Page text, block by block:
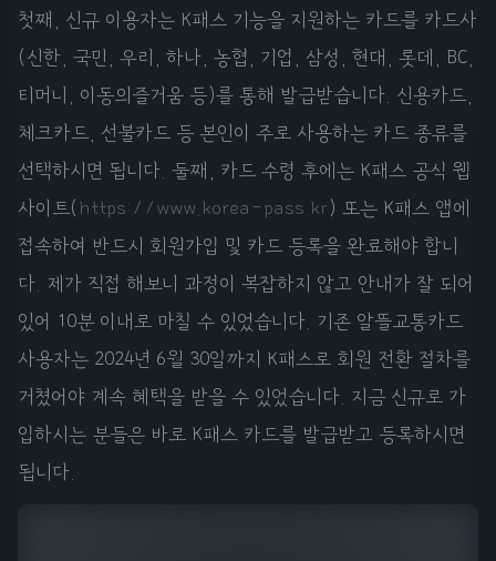
첫째, 신규 이용자는 K패스 기능을 지원하는 카드를 카드사
(신한, 국민, 우리, 하나, 농협, 기업, 삼성, 현대, 롯데, BC,
티머니, 이동의즐거움 등)를 통해 발급받습니다. 신용카드,
체크카드, 선불카드 등 본인이 주로 사용하는 카드 종류를
선택하시면 됩니다. 둘째, 카드 수령 후에는 K패스 공식 웹
사이트( https://www.korea-pass.kr ) 또는 K패스 앱에
접속하여 반드시 회원가입 및 카드 등록을 완료해야 합니
다. 제가 직접 해보니 과정이 복잡하지 않고 안내가 잘 되어
있어 10분 이내로 마칠 수 있었습니다. 기존 알뜰교통카드
사용자는 2024년 6월 30일까지 K패스로 회원 전환 절차를
거쳤어야 계속 혜택을 받을 수 있었습니다. 지금 신규로 가
입하시는 분들은 바로 K패스 카드를 발급받고 등록하시면
됩니다.